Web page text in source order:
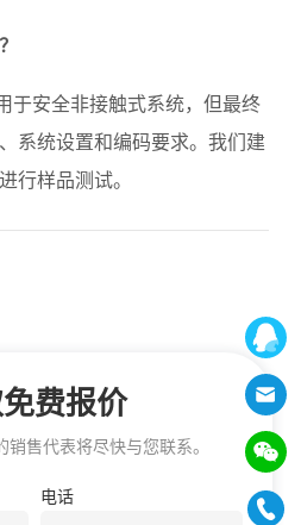
费报价
售代表将尽快与您联系。
电话